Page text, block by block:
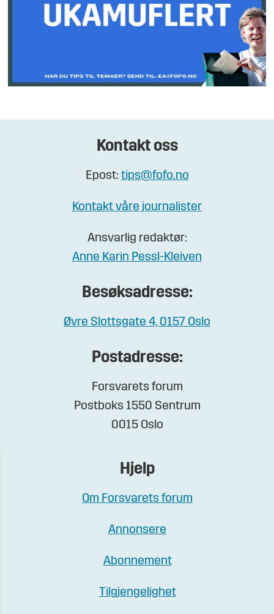
Kontakt oss
Epost: tips@fofo.no
Kontakt våre journalister
Ansvarlig redaktør:
Anne Karin Pessl-Kleiven
Besøksadresse:
Øvre Slottsgate 4, 0157 Oslo
Postadresse:
Forsvarets forum
Postboks 1550 Sentrum
0015 Oslo
Hjelp
Om Forsvarets forum
Annonsere
Abonnement
Tilgjengelighet